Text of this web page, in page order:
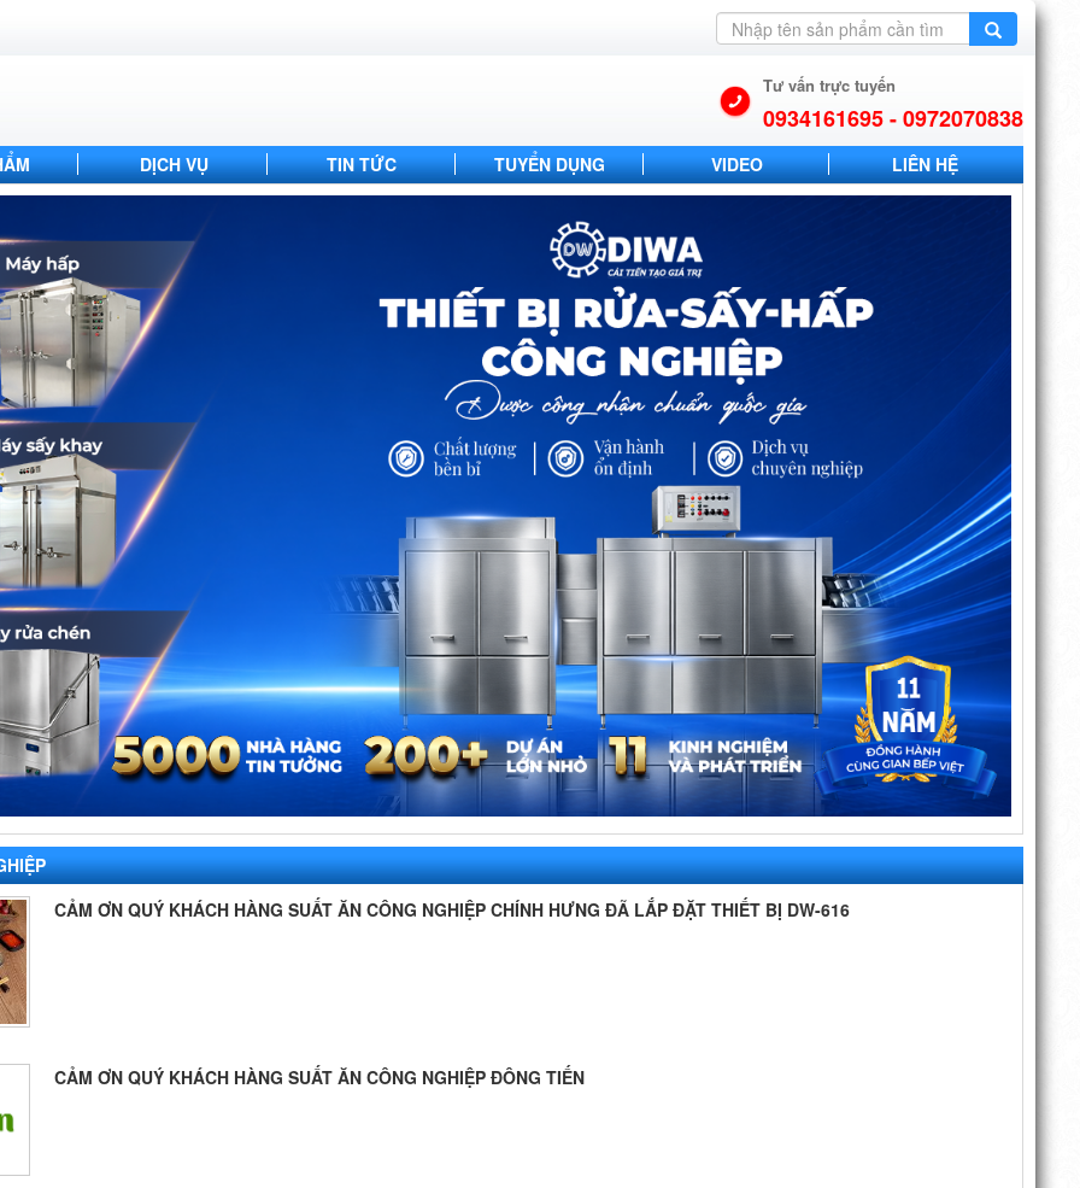
Tư vấn trực tuyến
0934161695 - 0972070838
DỊCH VỤ TIN TỨC TUYỂN DỤNG VIDEO LIÊN HỆ
CẢM ƠN QUÝ KHÁCH HÀNG SUẤT ĂN CÔNG NGHIỆP CHÍNH HƯNG ĐÃ LẮP ĐẶT THIẾT BỊ DW-616
CẢM ƠN QUÝ KHÁCH HÀNG SUẤT ĂN CÔNG NGHIỆP ĐÔNG TIẾN